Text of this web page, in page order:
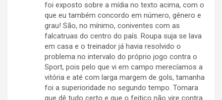
foi exposto sobre a mídia no texto acima, com o
que eu também concordo em número, gênero e
grau! São, no mínimo, coniventes com as
falcatruas do centro do país. Roupa suja se lava
em casa e o treinador já havia resolvido o
problema no intervalo do próprio jogo contra o
Sport, pois pelo que vi em campo merecíamos a
vitória e até com larga margem de gols, tamanha
foi a superioridade no segundo tempo. Tomara
que dê tudo certo e que o feitiço não vire contra